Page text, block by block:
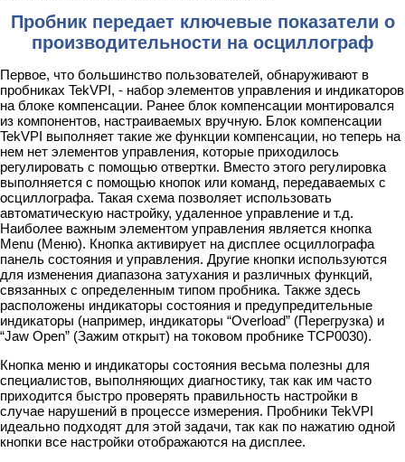
Пробник передает ключевые показатели о
производительности на осциллограф
Первое, что большинство пользователей, обнаруживают в
пробниках TekVPI, - набор элементов управления и индикаторов
на блоке компенсации. Ранее блок компенсации монтировался
из компонентов, настраиваемых вручную. Блок компенсации
TekVPI выполняет такие же функции компенсации, но теперь на
нем нет элементов управления, которые приходилось
регулировать с помощью отвертки. Вместо этого регулировка
выполняется с помощью кнопок или команд, передаваемых с
осциллографа. Такая схема позволяет использовать
автоматическую настройку, удаленное управление и т.д.
Наиболее важным элементом управления является кнопка
Menu (Меню). Кнопка активирует на дисплее осциллографа
панель состояния и управления. Другие кнопки используются
для изменения диапазона затухания и различных функций,
связанных с определенным типом пробника. Также здесь
расположены индикаторы состояния и предупредительные
индикаторы (например, индикаторы “Overload” (Перегрузка) и
“Jaw Open” (Зажим открыт) на токовом пробнике TCP0030).
Кнопка меню и индикаторы состояния весьма полезны для
специалистов, выполняющих диагностику, так как им часто
приходится быстро проверять правильность настройки в
случае нарушений в процессе измерения. Пробники TekVPI
идеально подходят для этой задачи, так как по нажатию одной
кнопки все настройки отображаются на дисплее.